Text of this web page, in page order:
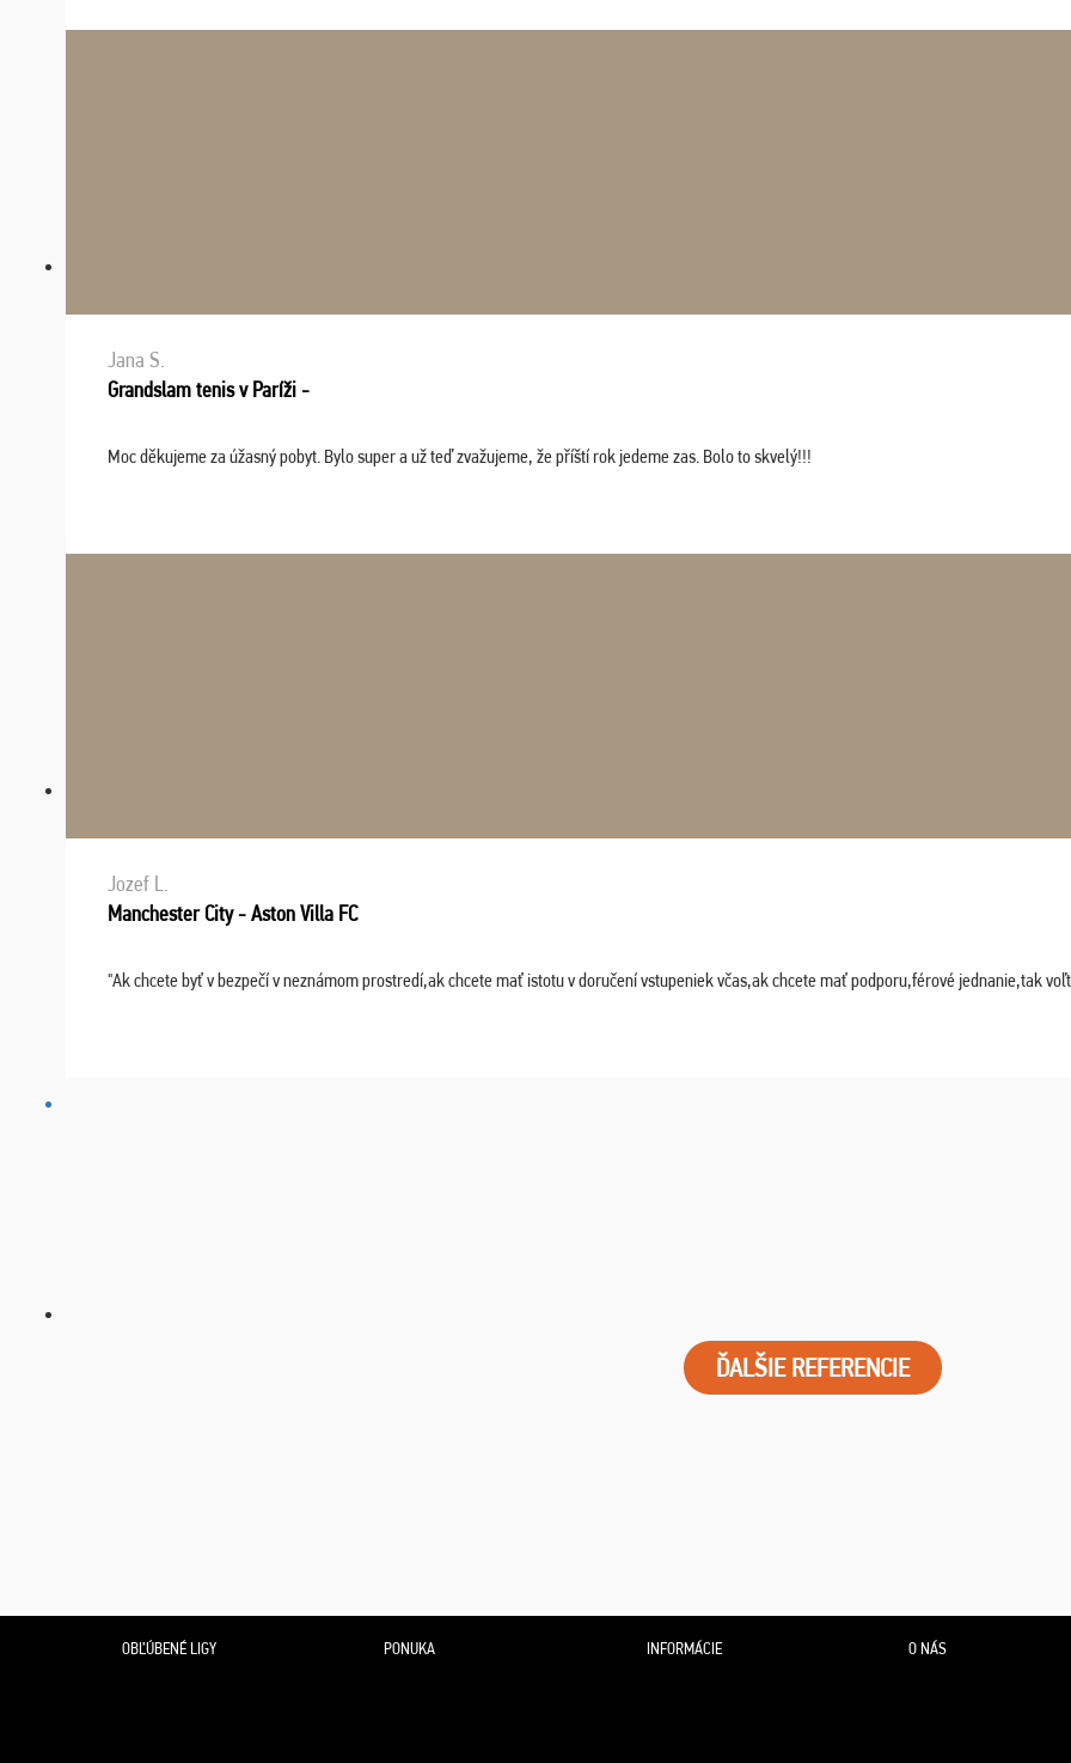
Jana S.
Grandslam tenis v Paríži -
Moc děkujeme za úžasný pobyt. Bylo super a už teď zvažujeme, že příští rok jedeme zas. Bolo to skvelý!!!
Jozef L.
Manchester City - Aston Villa FC
"Ak chcete byť v bezpečí v neznámom prostredí,ak chcete mať istotu v doručení vstupeniek včas,ak chcete mať podporu,férové jednanie,tak
ĎALŠIE REFERENCIE
OBĽÚBENÉ LIGY PONUKA INFORMÁCIE O NÁS